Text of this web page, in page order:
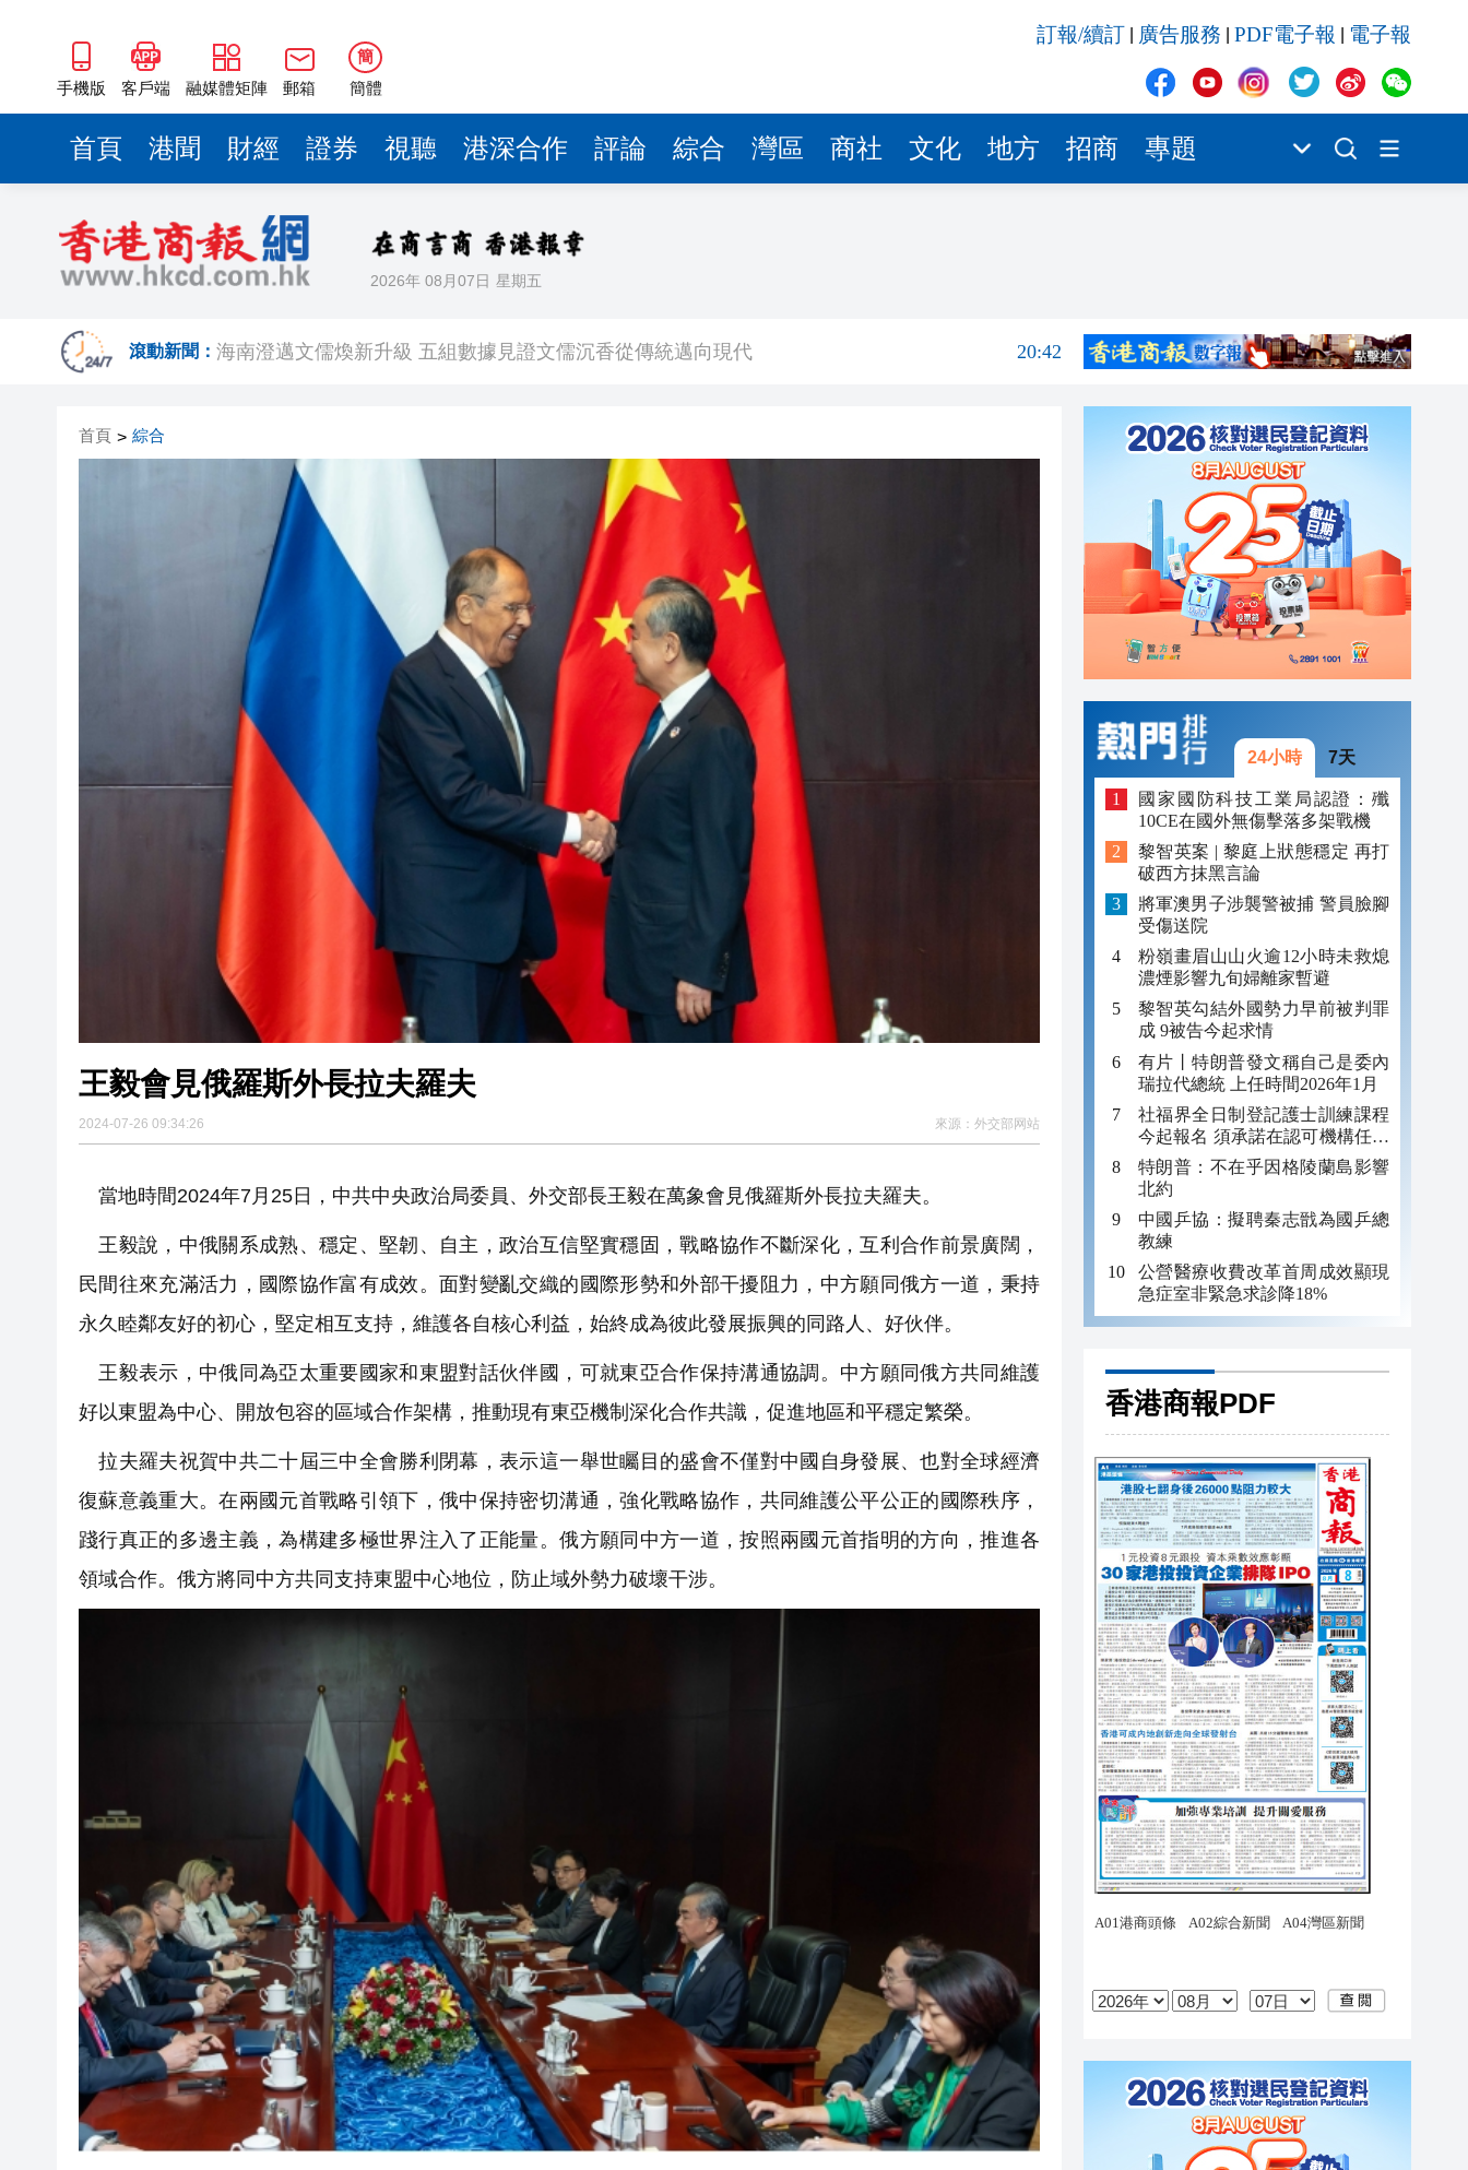
手機版 客戶端 融媒體矩陣 郵箱
簡
簡體
訂報/續訂 廣告服務 PDF電子報 電子報
首頁 港聞 財經 證券 視聽 港深合作 評論 綜合 灣區 商社 文化 地方 招商 專題
2026年 08月07日 星期五
滾動新聞：
梁振英率港區全國政協委員考察團來瓊考察
20:42
2025年海南儋州以舊換新帶動消費約18億元
山東26戶省屬國企去年合計營收2.58萬億 利潤總額近936億
20:40
閩粵贛三地漢樂藝術家齊聚深圳，共奏客家文化傳承新篇章
黎智英案｜吳良好：依法公正處理黎智英求情 罪證如山豈能妄想輕判
海南澄邁文儒煥新升級 五組數據見證文儒沉香從傳統邁向現代
20:42
山東26戶省屬國企去年合計營收2.58萬億 利潤總額近936億
瀋陽鐵西校園閱讀活動解鎖閱讀新玩法
閩粵贛三地漢樂藝術家齊聚深圳，共奏客家文化傳承新篇章
黎智英案｜吳良好：依法公正處理黎智英求情 罪證如山豈能妄想輕判
50餘位頂尖專家共話時代命題
海南澄邁文儒煥新升級 五組數據見證文儒沉香從傳統邁向現代
梁振英率港區全國政協委員考察團來瓊考察
2025年海南儋州以舊換新帶動消費約18億元
山東26戶省屬國企去年合計營收2.58萬億 利潤總額近936億
瀋陽鐵西校園閱讀活動解鎖閱讀新玩法
閩粵贛三地漢樂藝術家齊聚深圳，共奏客家文化傳承新篇章
首頁 > 綜合
王毅會見俄羅斯外長拉夫羅夫
2024-07-26 09:34:26 來源： 外交部网站
當地時間2024年7月25日，中共中央政治局委員、外交部長王毅在萬象會見俄羅斯外長拉夫羅夫。
王毅說，中俄關系成熟、穩定、堅韌、自主，政治互信堅實穩固，戰略協作不斷深化，互利合作前景廣闊，
民間往來充滿活力，國際協作富有成效。面對變亂交織的國際形勢和外部干擾阻力，中方願同俄方一道，秉持
永久睦鄰友好的初心，堅定相互支持，維護各自核心利益，始終成為彼此發展振興的同路人、好伙伴。
王毅表示，中俄同為亞太重要國家和東盟對話伙伴國，可就東亞合作保持溝通協調。中方願同俄方共同維護
好以東盟為中心、開放包容的區域合作架構，推動現有東亞機制深化合作共識，促進地區和平穩定繁榮。
拉夫羅夫祝賀中共二十屆三中全會勝利閉幕，表示這一舉世矚目的盛會不僅對中國自身發展、也對全球經濟
復蘇意義重大。在兩國元首戰略引領下，俄中保持密切溝通，強化戰略協作，共同維護公平公正的國際秩序，
踐行真正的多邊主義，為構建多極世界注入了正能量。俄方願同中方一道，按照兩國元首指明的方向，推進各
領域合作。俄方將同中方共同支持東盟中心地位，防止域外勢力破壞干涉。
24小時 7天
國家國防科技工業局認證：殲
10CE在國外無傷擊落多架戰機
黎智英案 | 黎庭上狀態穩定 再打
破西方抹黑言論
將軍澳男子涉襲警被捕 警員臉腳
受傷送院
粉嶺畫眉山山火逾12小時未救熄
濃煙影響九旬婦離家暫避
黎智英勾結外國勢力早前被判罪
成 9被告今起求情
有片丨特朗普發文稱自己是委內
瑞拉代總統 上任時間2026年1月
社福界全日制登記護士訓練課程
今起報名 須承諾在認可機構任職
至少三年
特朗普：不在乎因格陵蘭島影響
北約
中國乒協：擬聘秦志戩為國乒總
教練
公營醫療收費改革首周成效顯現
急症室非緊急求診降18%
香港商報PDF